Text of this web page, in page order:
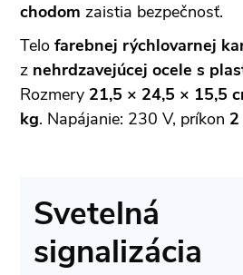
chodom zaistia bezpečnosť.
Telo farebnej rýchlovarnej
z nehrdzavejúcej ocele s
Rozmery 21,5 × 24,5 × 15,5
kg. Napájanie: 230 V, príkon
Svetelná
signalizácia